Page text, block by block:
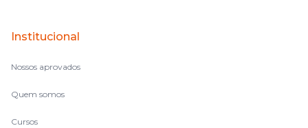
no volume de matérias.
Institucional
Nossos aprovados
Quem somos
Cursos